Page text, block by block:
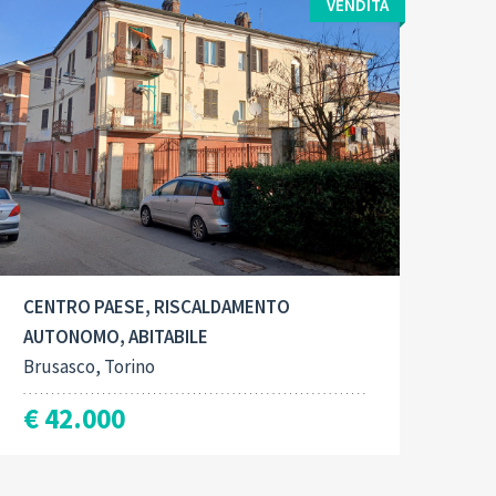
Built-Up:
99 M
VENDITA
CENTRO PAESE, RISCALDAMENTO
AUTONOMO, ABITABILE
Brusasco, Torino
€ 42.000